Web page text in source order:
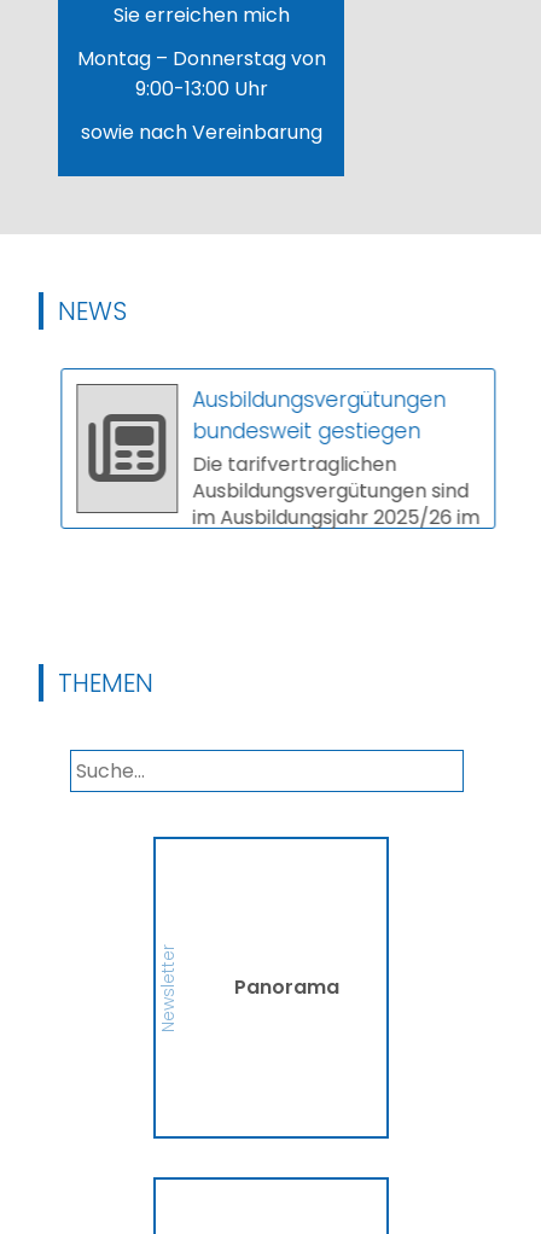
Sie erreichen mich
Montag – Donnerstag von
9:00-13:00 Uhr
sowie nach Vereinbarung
NEWS
Ausbildungsvergütungen
bundesweit gestiegen
Die tarifvertraglichen
Ausbildungsvergütungen sind
im Ausbildungsjahr 2025/26 im
THEMEN
Newsletter Panorama
Gewerbethemen. Bleiben